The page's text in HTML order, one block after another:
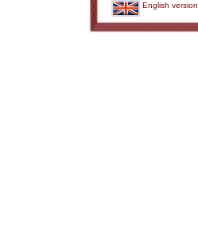
English version